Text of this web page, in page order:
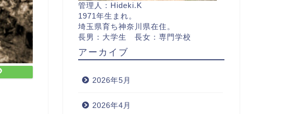
管理人：Hideki.K
1971年生まれ。
埼玉県育ち神奈川県在住。
長男：大学生 長女：専門学校
アーカイブ
2026年5月
2026年4月